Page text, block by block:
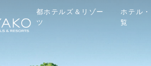
都ホテルズ＆リゾー
ツ
ホテル
覧